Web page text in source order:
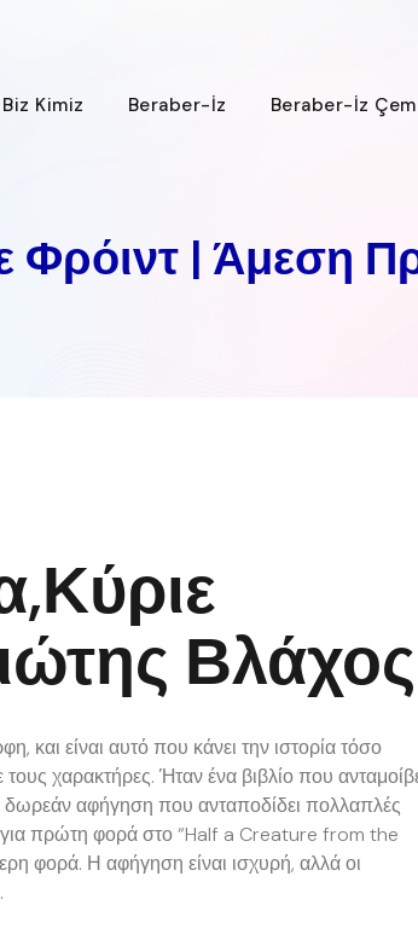
Biz Kimiz Beraber-İz Beraber-İz
Φρόιντ | Άμεση
Βλάχος
είναι αυτό που κάνει την ιστορία τόσο
τους χαρακτήρες. Ήταν ένα βιβλίο που
αφήγηση που ανταποδίδει πολλαπλές
για πρώτη φορά στο “Half a Creature from the
φορά. Η αφήγηση είναι ισχυρή, αλλά οι